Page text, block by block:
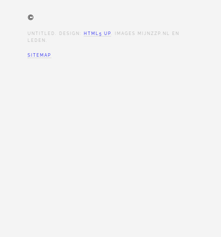
©
UNTITLED. DESIGN: HTML5 UP . IMAGES MIJNZZP.NL EN
LEDEN.
SITEMAP